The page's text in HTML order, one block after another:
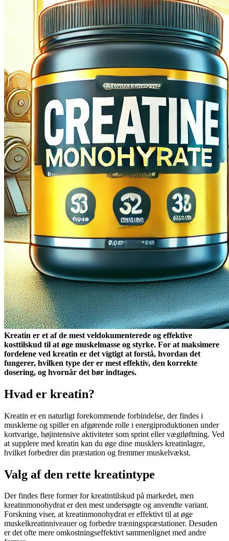
Kreatin er et af de mest veldokumenterede og effektive
kosttilskud til at øge muskelmasse og styrke. For at maksimere
fordelene ved kreatin er det vigtigt at forstå, hvordan det
fungerer, hvilken type der er mest effektiv, den korrekte
dosering, og hvornår det bør indtages.
Hvad er kreatin?
Kreatin er en naturligt forekommende forbindelse, der findes i
musklerne og spiller en afgørende rolle i energiproduktionen under
kortvarige, højintensive aktiviteter som sprint eller vægtløftning. Ved
at supplere med kreatin kan du øge dine musklers kreatinlagre,
hvilket forbedrer din præstation og fremmer muskelvækst.
Valg af den rette kreatintype
Der findes flere former for kreatintilskud på markedet, men
kreatinmonohydrat er den mest undersøgte og anvendte variant.
Forskning viser, at kreatinmonohydrat er effektivt til at øge
muskelkreatinniveauer og forbedre træningspræstationer. Desuden
er det ofte mere omkostningseffektivt sammenlignet med andre